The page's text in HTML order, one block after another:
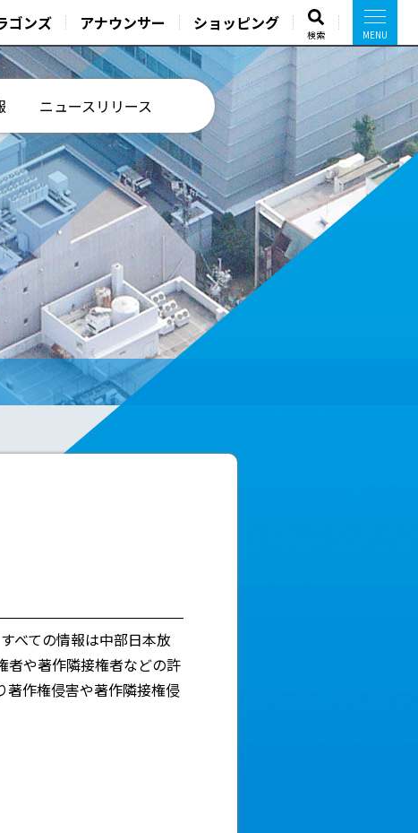
ゴンズ アナウンサー ショッピング
検索
ニュースリリース
べての情報は中部日本放
者や著作隣接権者などの許
著作権侵害や著作隣接権侵